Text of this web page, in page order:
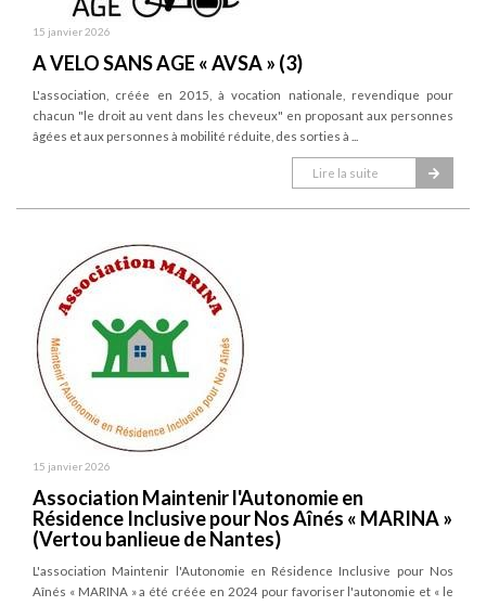
15 janvier 2026
A VELO SANS AGE « AVSA » (3)
L'association, créée en 2015, à vocation nationale, revendique pour
chacun "le droit au vent dans les cheveux" en proposant aux personnes
âgées et aux personnes à mobilité réduite, des sorties à ...
Lire la suite
15 janvier 2026
Association Maintenir l'Autonomie en
Résidence Inclusive pour Nos Aînés « MARINA »
(Vertou banlieue de Nantes)
L'association Maintenir l'Autonomie en Résidence Inclusive pour Nos
Aînés « MARINA » a été créée en 2024 pour favoriser l'autonomie et « le